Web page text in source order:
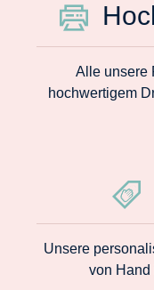
Alle unsere
hochwertigem
Unsere
von Hand